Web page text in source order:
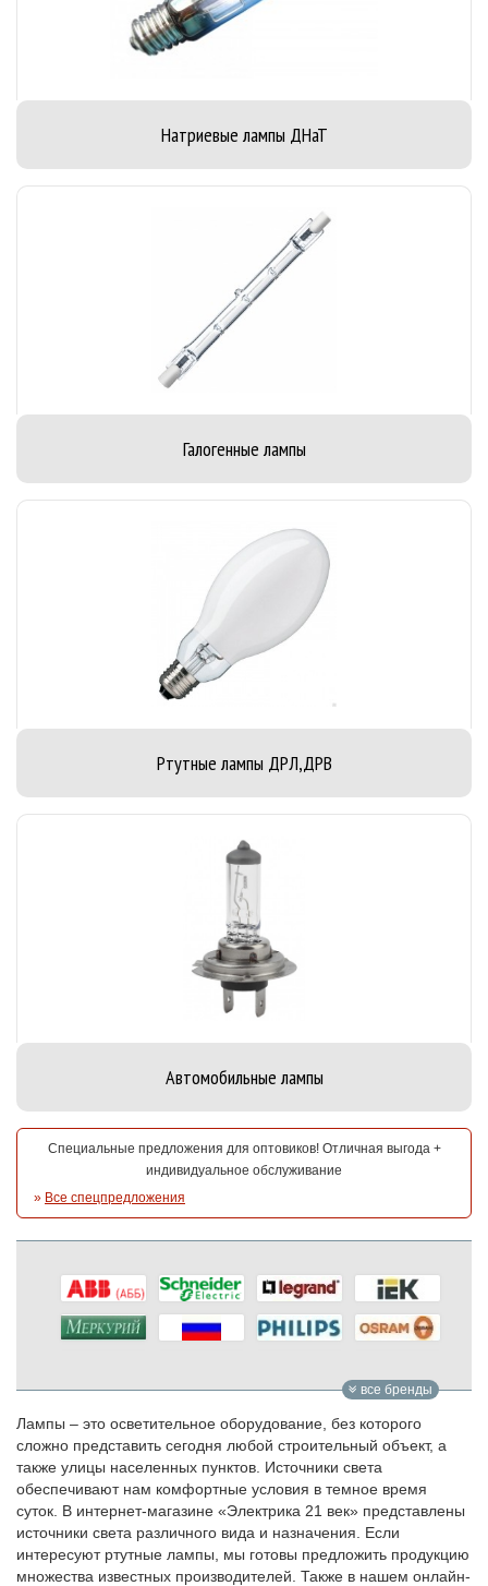
Натриевые лампы ДНаТ
Галогенные лампы
Ртутные лампы ДРЛ,ДРВ
Автомобильные лампы
Специальные предложения для оптовиков! Отличная выгода +
индивидуальное обслуживание
» Все спецпредложения
все бренды
Лампы – это осветительное оборудование, без которого
сложно представить сегодня любой строительный объект, а
также улицы населенных пунктов. Источники света
обеспечивают нам комфортные условия в темное время
суток. В интернет-магазине «Электрика 21 век» представлены
источники света различного вида и назначения. Если
интересуют ртутные лампы, мы готовы предложить продукцию
множества известных производителей. Также в нашем онлайн-